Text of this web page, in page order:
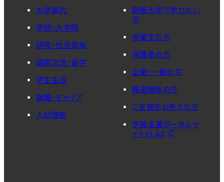
大学案内
学部・大学院
研究・社会貢献
国際交流・留学
学生生活
就職・キャリア
入試情報
創価大学で学びたい
方
卒業生の方
保護者の方
企業・一般の方
報道関係の方
ご支援をお考えの方
学習支援ポータルサ
イトPLAS